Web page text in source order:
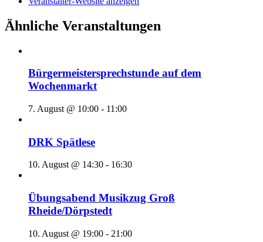
Ähnliche Veranstaltungen
Bürgermeistersprechstunde auf dem
Wochenmarkt
7. August @ 10:00 - 11:00
DRK Spätlese
10. August @ 14:30 - 16:30
Übungsabend Musikzug Groß
Rheide/Dörpstedt
10. August @ 19:00 - 21:00